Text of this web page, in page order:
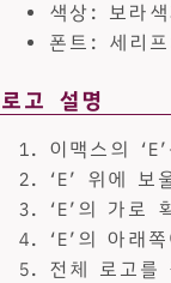
색상: 보라
폰트: 세리
로고 설명
이맥스의
‘E’ 위에 보
‘E’의 가로
‘E’의 아래
전체 로고를